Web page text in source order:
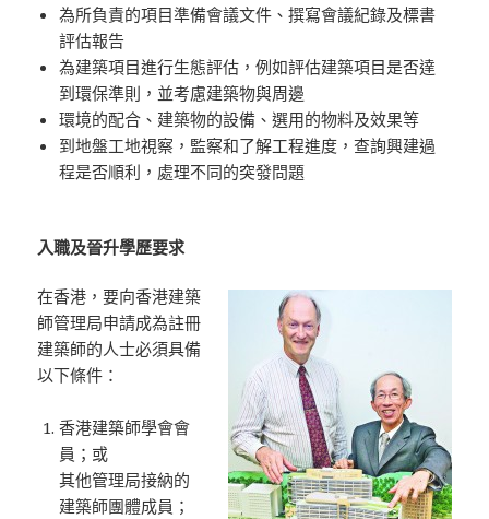
為所負責的項目準備會議文件、撰寫會議紀錄及標書
評估報告
為建築項目進行生態評估，例如評估建築項目是否達
到環保準則，並考慮建築物與周邊
環境的配合、建築物的設備、選用的物料及效果等
到地盤工地視察，監察和了解工程進度，查詢興建過
程是否順利，處理不同的突發問題
入職及晉升學歷要求
在香港，要向香港建築
師管理局申請成為註冊
建築師的人士必須具備
以下條件：
香港建築師學會會
員；或
其他管理局接納的
建築師團體成員；